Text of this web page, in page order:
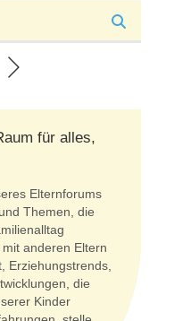
für alles,
Elternforums
Themen, die
anderen Eltern
Erziehungstrends,
die
Kinder